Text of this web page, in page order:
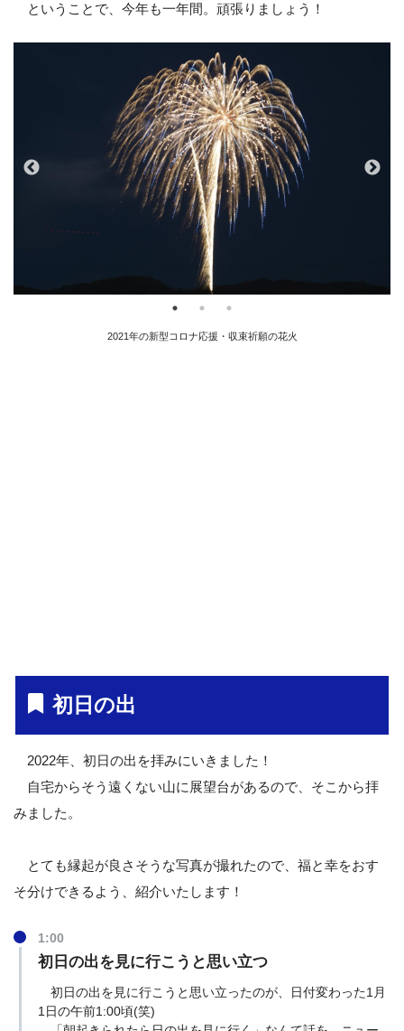
ということで、今年も一年間。頑張りましょう！
2021年の新型コロナ応援・収束祈願の花火
初日の出
2022年、初日の出を拝みにいきました！
自宅からそう遠くない山に展望台があるので、そこから拝
みました。
とても縁起が良さそうな写真が撮れたので、福と幸をおす
そ分けできるよう、紹介いたします！
1:00
初日の出を見に行こうと思い立つ
初日の出を見に行こうと思い立ったのが、日付変わった1月
1日の午前1:00頃(笑)